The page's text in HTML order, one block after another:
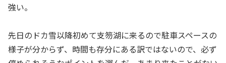
強い。
先日のドカ雪以降初めて支笏湖に来るので駐車スペースの
様子が分からず、時間も存分にある訳ではないので、必ず